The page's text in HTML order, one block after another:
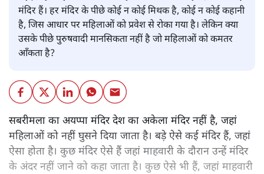
मंदिर हैं। हर मंदिर के पीछे कोई न कोई मिथक है, कोई न कोई कहानी
है, जिस आधार पर महिलाओं को प्रवेश से रोका गया है। लेकिन क्या
उसके पीछे पुरुषवादी मानसिकता नहीं है जो महिलाओं को कमतर
आँकता है?
सबरीमला का अयप्पा मंदिर देश का अकेला मंदिर नहीं है, जहां
महिलाओं को नहीं घुसने दिया जाता है। बड़े ऐसे कई मंदिर हैं, जहां
ऐसा होता है। कुछ मंदिर ऐसे हैं जहां माहवारी के दौरान उन्हें मंदिर
के अंदर नहीं जाने को कहा जाता है। कुछ ऐसे भी हैं, जहां माहवारी